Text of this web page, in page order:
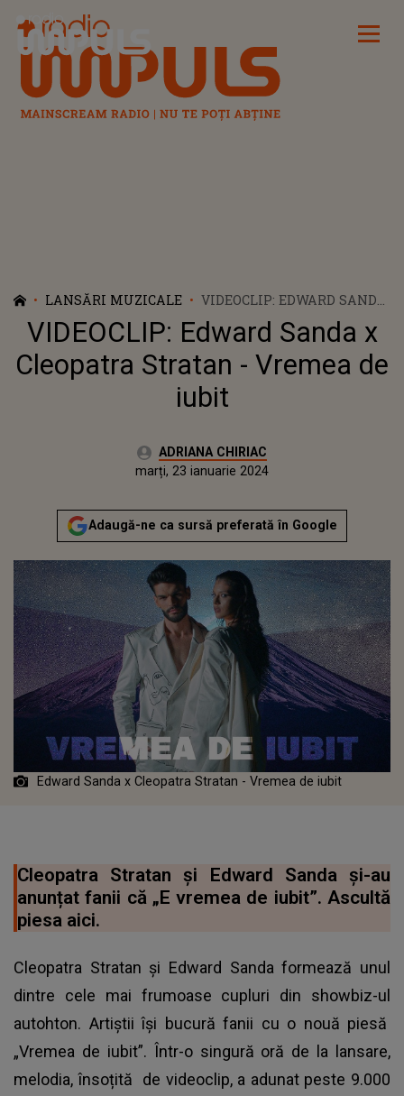
Radio Impuls
LANSĂRI MUZICALE
VIDEOCLIP: EDWARD SANDA
X CLEOPATRA STRATAN -
VREMEA DE IUBIT
VIDEOCLIP: Edward Sanda x
Cleopatra Stratan - Vremea de
iubit
Autor:ADRIANA CHIRIAC
Actualizat:
marți, 23 ianuarie 2024
Adaugă-ne ca sursă preferată în Google
Edward Sanda x Cleopatra Stratan - Vremea de iubit
Cleopatra Stratan și Edward Sanda și-au
anunțat fanii că „E vremea de iubit”. Ascultă
piesa aici.
Cleopatra Stratan și Edward Sanda formează unul
dintre cele mai frumoase cupluri din showbiz-ul
autohton. Artiștii își bucură fanii cu o nouă piesă
„Vremea de iubit”. Într-o singură oră de la lansare,
melodia, însoțită de videoclip, a adunat peste 9.000